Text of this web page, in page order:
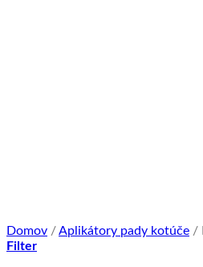
Domov /Aplikátory pady kotúče /
Filter